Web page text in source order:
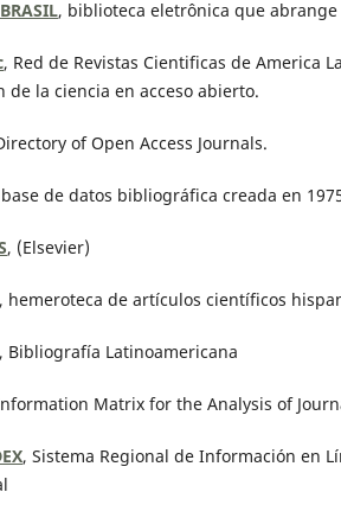
, biblioteca eletrônica que
, Red de Revistas Cientificas de America
de la ciencia en acceso abierto.
of Open Access Journals.
de datos bibliográfica creada en
, (Elsevier)
, hemeroteca de artículos científicos
, Bibliografía Latinoamericana
Matrix for the Analysis of
, Sistema Regional de Información en